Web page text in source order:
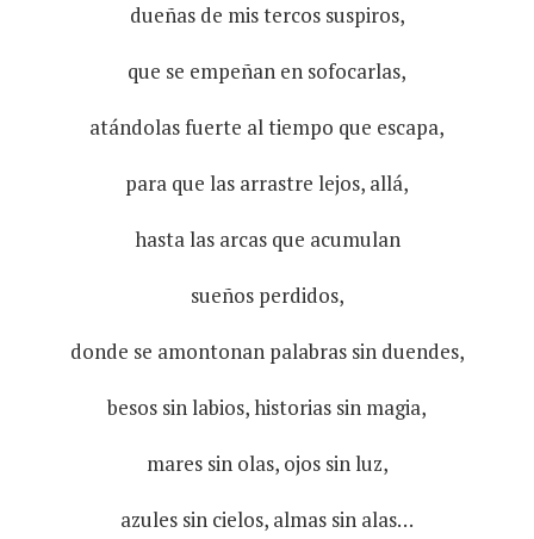
dueñas de mis tercos suspiros,
que se empeñan en sofocarlas,
atándolas fuerte al tiempo que escapa,
para que las arrastre lejos, allá,
hasta las arcas que acumulan
sueños perdidos,
donde se amontonan palabras sin duendes,
besos sin labios, historias sin magia,
mares sin olas, ojos sin luz,
azules sin cielos, almas sin alas…